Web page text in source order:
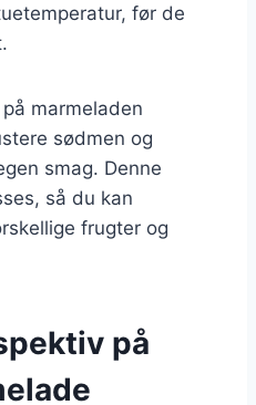
før de
marmeladen
sødmen og
smag. Denne
så du kan
frugter og
på